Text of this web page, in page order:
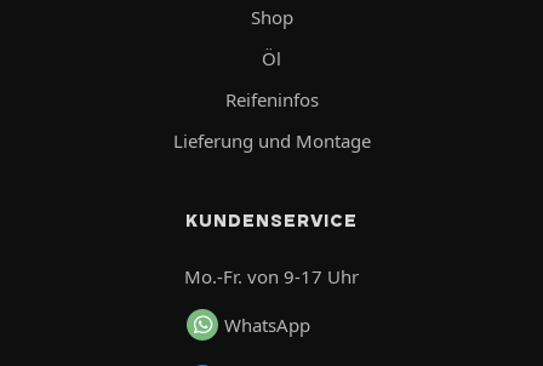
Shop
Öl
Reifeninfos
Lieferung und Montage
KUNDENSERVICE
Mo.-Fr. von 9-17 Uhr
WhatsApp